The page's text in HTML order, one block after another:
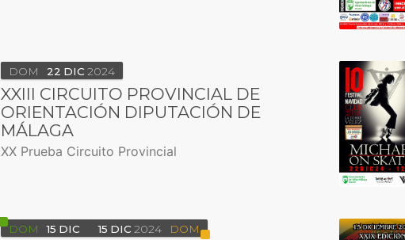
DOM 22 DIC 2024
XXIII CIRCUITO PROVINCIAL DE
ORIENTACIÓN DIPUTACIÓN DE
MÁLAGA
XX Prueba Circuito Provincial
DOM 15 DIC 15 DIC 2024 DOM